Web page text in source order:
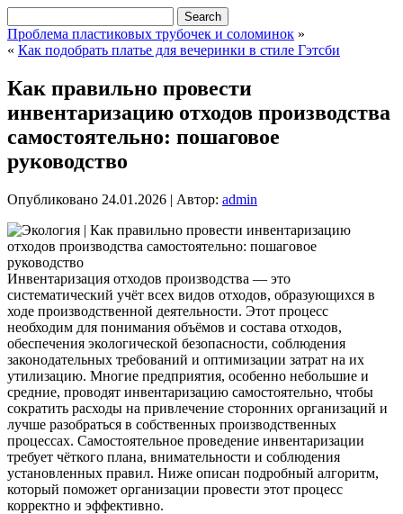
Проблема пластиковых трубочек и соломинок »
« Как подобрать платье для вечеринки в стиле Гэтсби
Как правильно провести
инвентаризацию отходов производства
самостоятельно: пошаговое
руководство
Опубликовано 24.01.2026 | Автор: admin
Инвентаризация отходов производства — это
систематический учёт всех видов отходов, образующихся в
ходе производственной деятельности. Этот процесс
необходим для понимания объёмов и состава отходов,
обеспечения экологической безопасности, соблюдения
законодательных требований и оптимизации затрат на их
утилизацию. Многие предприятия, особенно небольшие и
средние, проводят инвентаризацию самостоятельно, чтобы
сократить расходы на привлечение сторонних организаций и
лучше разобраться в собственных производственных
процессах. Самостоятельное проведение инвентаризации
требует чёткого плана, внимательности и соблюдения
установленных правил. Ниже описан подробный алгоритм,
который поможет организации провести этот процесс
корректно и эффективно.